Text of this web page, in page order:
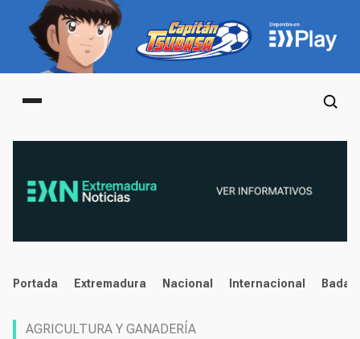
Main menu
noticias
Portada Extremadura Nacional Internacional
AGRICULTURA Y GANADERÍA